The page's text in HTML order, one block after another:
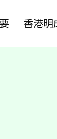
香港明